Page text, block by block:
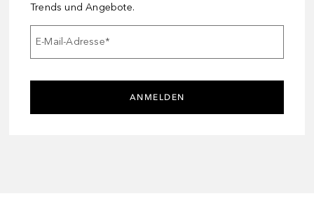
Trends und Angebote.
E-Mail-Adresse*
ANMELDEN